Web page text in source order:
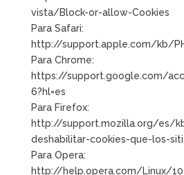
vista/Block-or-allow-Cookies
Para Safari:
http://support.apple.com/kb/
Para Chrome:
https://support.google.com/
6?hl=es
Para Firefox:
http://support.mozilla.org/es/
deshabilitar-cookies-que-los-
Para Opera:
http://help.opera.com/Linux/